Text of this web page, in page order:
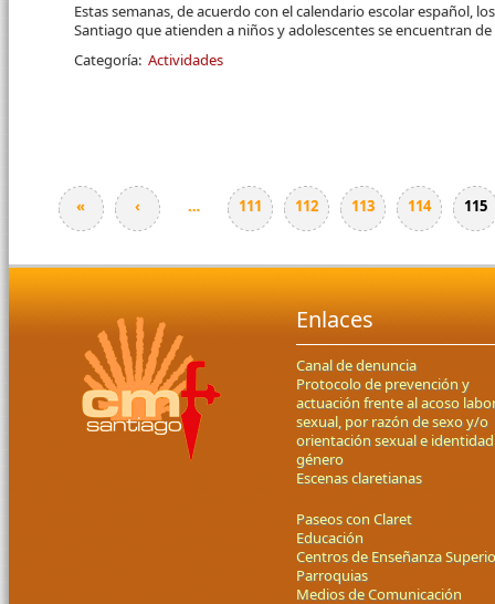
Estas semanas, de acuerdo con el calendario escolar español,
Santiago que atienden a niños y adolescentes se encuentran de
Categoría: Actividades
Páginas
« ‹ … 111 112 113 114 115
Enlaces
Canal de denuncia
Protocolo de prevención y
actuación frente al acoso
sexual, por razón de sexo y/o
orientación sexual e
género
Escenas claretianas
Paseos con Claret
Educación
Centros de Enseñanza
Parroquias
Medios de Comunicación